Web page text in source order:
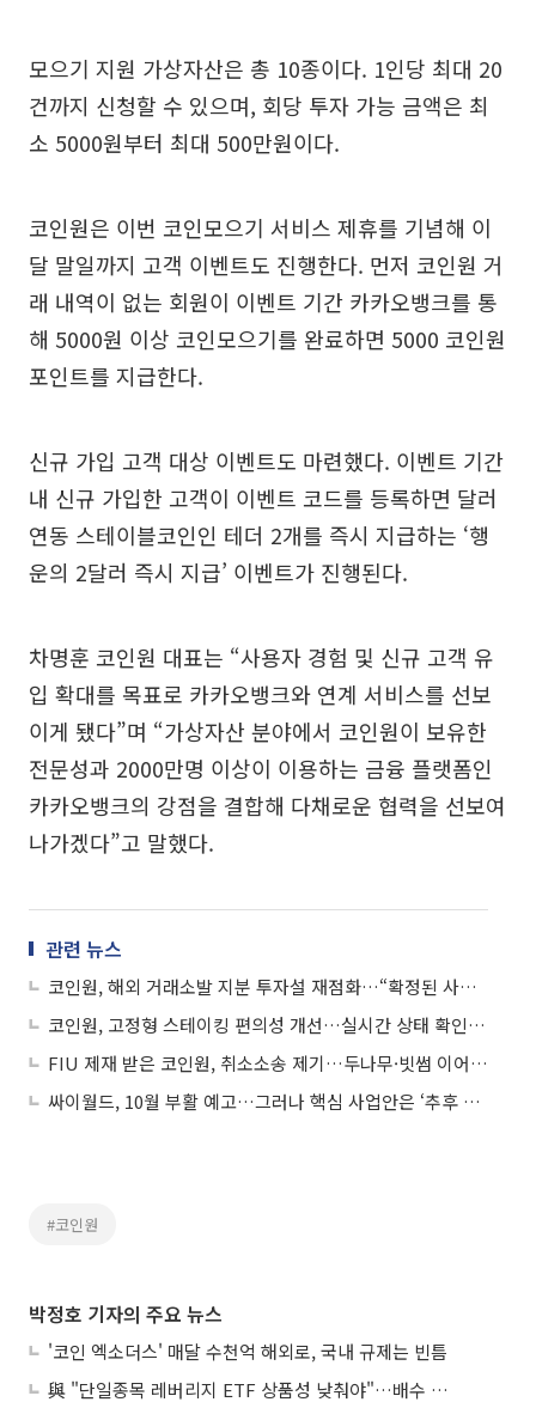
모으기 지원 가상자산은 총 10종이다. 1인당 최대 20
건까지 신청할 수 있으며, 회당 투자 가능 금액은 최
소 5000원부터 최대 500만원이다.
코인원은 이번 코인모으기 서비스 제휴를 기념해 이
달 말일까지 고객 이벤트도 진행한다. 먼저 코인원 거
래 내역이 없는 회원이 이벤트 기간 카카오뱅크를 통
해 5000원 이상 코인모으기를 완료하면 5000 코인원
포인트를 지급한다.
신규 가입 고객 대상 이벤트도 마련했다. 이벤트 기간
내 신규 가입한 고객이 이벤트 코드를 등록하면 달러
연동 스테이블코인인 테더 2개를 즉시 지급하는 ‘행
운의 2달러 즉시 지급’ 이벤트가 진행된다.
차명훈 코인원 대표는 “사용자 경험 및 신규 고객 유
입 확대를 목표로 카카오뱅크와 연계 서비스를 선보
이게 됐다”며 “가상자산 분야에서 코인원이 보유한
전문성과 2000만명 이상이 이용하는 금융 플랫폼인
카카오뱅크의 강점을 결합해 다채로운 협력을 선보여
나가겠다”고 말했다.
관련 뉴스
코인원, 해외 거래소발 지분 투자설 재점화…“확정된 사항 없어”
코인원, 고정형 스테이킹 편의성 개선…실시간 상태 확인 가능
FIU 제재 받은 코인원, 취소소송 제기…두나무·빗썸 이어 소송전
싸이월드, 10월 부활 예고…그러나 핵심 사업안은 ‘추후 공개’
#코인원
박정호 기자의 주요 뉴스
'코인 엑소더스' 매달 수천억 해외로, 국내 규제는 빈틈
與 "단일종목 레버리지 ETF 상품성 낮춰야"…배수 조정안도 거론